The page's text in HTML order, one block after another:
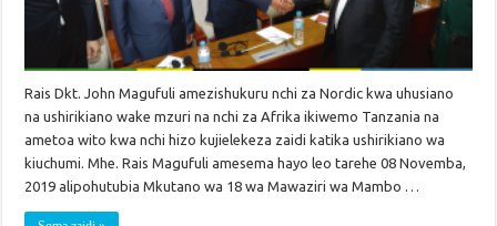
Rais Dkt. John Magufuli amezishukuru nchi za Nordic kwa uhusiano
na ushirikiano wake mzuri na nchi za Afrika ikiwemo Tanzania na
ametoa wito kwa nchi hizo kujielekeza zaidi katika ushirikiano wa
kiuchumi. Mhe. Rais Magufuli amesema hayo leo tarehe 08 Novemba,
2019 alipohutubia Mkutano wa 18 wa Mawaziri wa Mambo …